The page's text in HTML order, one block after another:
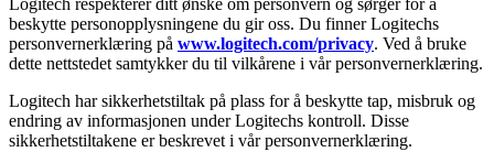
Logitech respekterer ditt ønske om personvern og sørger for å
beskytte personopplysningene du gir oss. Du finner Logitechs
personvernerklæring på www.logitech.com/privacy. Ved å bruke
dette nettstedet samtykker du til vilkårene i vår personvernerklæring.
Logitech har sikkerhetstiltak på plass for å beskytte tap, misbruk og
endring av informasjonen under Logitechs kontroll. Disse
sikkerhetstiltakene er beskrevet i vår personvernerklæring.